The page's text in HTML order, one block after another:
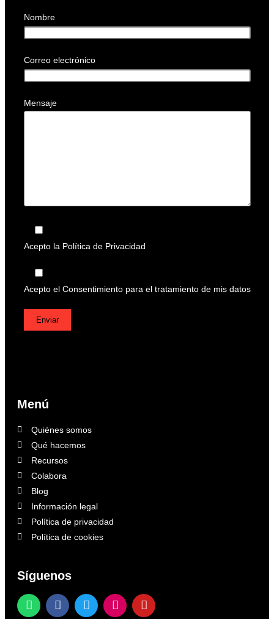
Nombre
Correo electrónico
Mensaje
Acepto la Política de Privacidad
Acepto el Consentimiento para el tratamiento de mis datos
Menú
Quiénes somos
Qué hacemos
Recursos
Colabora
Blog
Información legal
Política de privacidad
Política de cookies
Síguenos